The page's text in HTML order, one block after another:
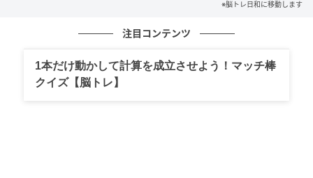
※脳トレ日和に移動します
注目コンテンツ
1本だけ動かして計算を成立させよう！マッチ棒
クイズ【脳トレ】